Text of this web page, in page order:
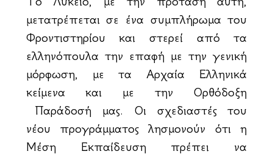
μετατρέπεται σε ένα συμπλήρωμα του
Φροντιστηρίου και στερεί από τα
ελληνόπουλα την επαφή με την γενική
μόρφωση, με τα Αρχαία Ελληνικά
κείμενα και με την Ορθόδοξη
Παράδοσή μας. Οι σχεδιαστές του
νέου προγράμματος λησμονούν ότι η
Μέση Εκπαίδευση πρέπει να